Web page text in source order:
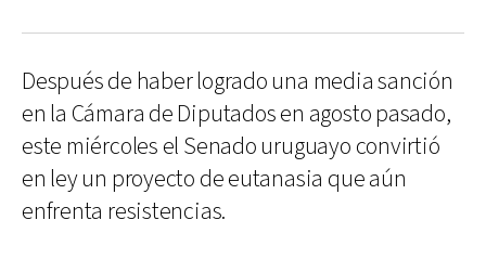
Después de haber logrado una media sanción
en la Cámara de Diputados en agosto pasado,
este miércoles el Senado uruguayo convirtió
en ley un proyecto de eutanasia que aún
enfrenta resistencias.